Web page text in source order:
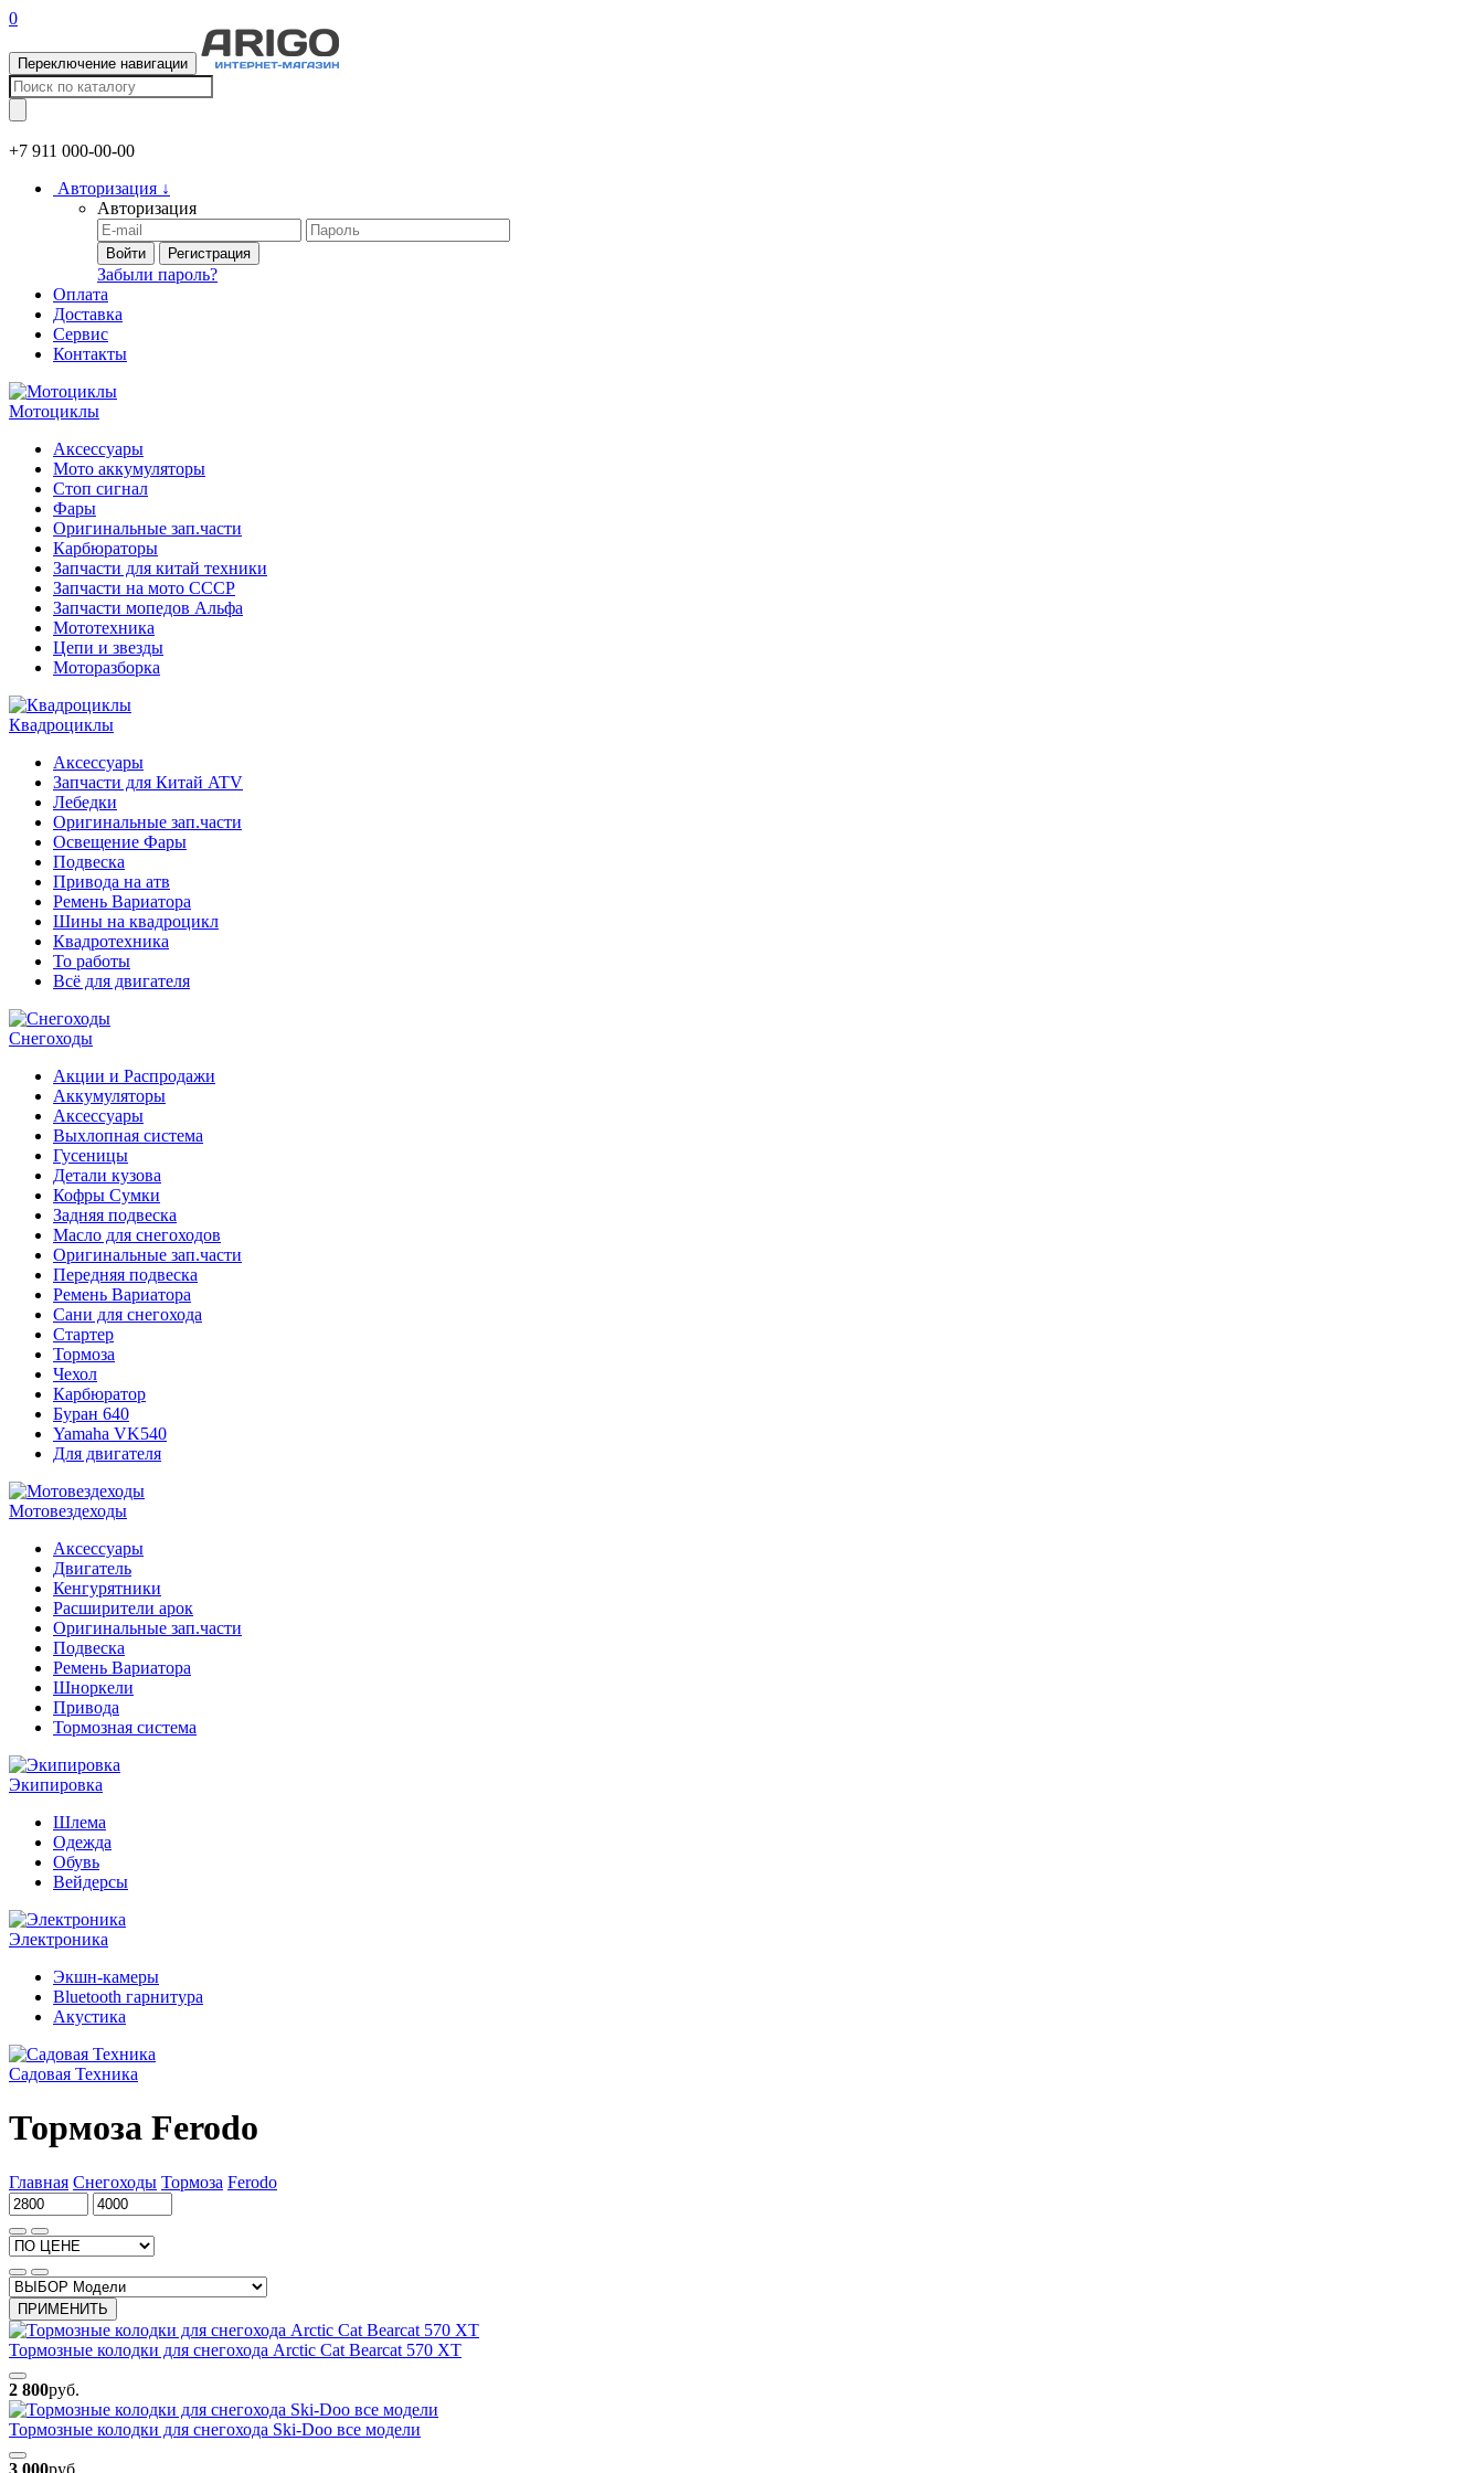
0
Переключение навигации
+7 911 000-00-00
Авторизация ↓
Авторизация
Войти Регистрация
Забыли пароль?
Оплата
Доставка
Сервис
Контакты
Мотоциклы
Аксессуары
Мото аккумуляторы
Стоп сигнал
Фары
Оригинальные зап.части
Карбюраторы
Запчасти для китай техники
Запчасти на мото СССР
Запчасти мопедов Альфа
Мототехника
Цепи и звезды
Моторазборка
Квадроциклы
Аксессуары
Запчасти для Китай ATV
Лебедки
Оригинальные зап.части
Освещение Фары
Подвеска
Привода на атв
Ремень Вариатора
Шины на квадроцикл
Квадротехника
То работы
Всё для двигателя
Снегоходы
Акции и Распродажи
Аккумуляторы
Аксессуары
Выхлопная система
Гусеницы
Детали кузова
Кофры Сумки
Задняя подвеска
Масло для снегоходов
Оригинальные зап.части
Передняя подвеска
Ремень Вариатора
Сани для снегохода
Стартер
Тормоза
Чехол
Карбюратор
Буран 640
Yamaha VK540
Для двигателя
Мотовездеходы
Аксессуары
Двигатель
Кенгурятники
Расширители арок
Оригинальные зап.части
Подвеска
Ремень Вариатора
Шноркели
Привода
Тормозная система
Экипировка
Шлема
Одежда
Обувь
Вейдерсы
Электроника
Экшн-камеры
Bluetooth гарнитура
Акустика
Садовая Техника
Тормоза Ferodo
Главная Снегоходы Тормоза Ferodo
ПРИМЕНИТЬ
Тормозные колодки для снегохода Arctic Cat Bearcat 570 XT
2 800руб.
Тормозные колодки для снегохода Ski-Doo все модели
3 000руб.